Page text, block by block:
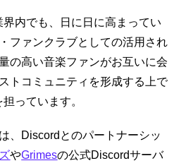
内でも、日に日に高まってい
ファンクラブとしての活用され
の高い音楽ファンがお互いに会
トコミュニティを形成する上で
っています。
、Discordとのパートナーシッ
やGrimesの公式Discordサーバ